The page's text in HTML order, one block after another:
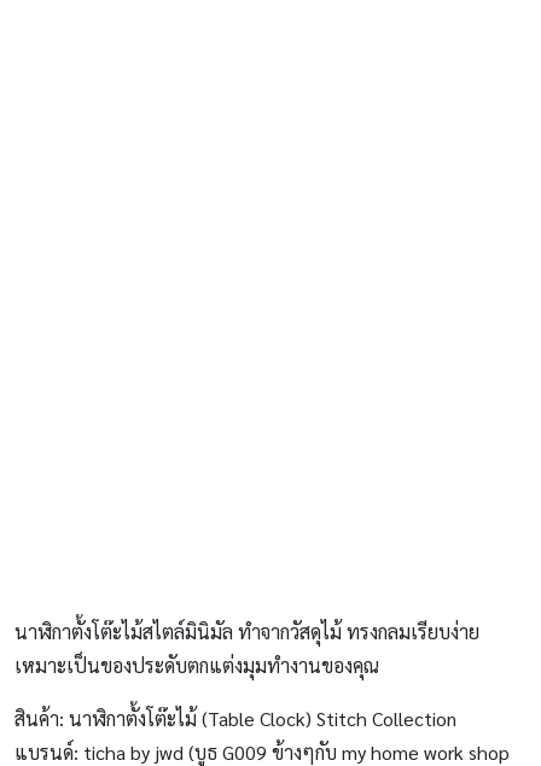
นาฬิกาตั้งโต๊ะไม้สไตล์มินิมัล ทำจากวัสดุไม้ ทรงกลมเรียบง่าย
เหมาะเป็นของประดับตกแต่งมุมทำงานของคุณ
สินค้า: นาฬิกาตั้งโต๊ะไม้ (Table Clock) Stitch Collection
แบรนด์: ticha by jwd (บูธ G009 ข้างๆกับ my home work shop